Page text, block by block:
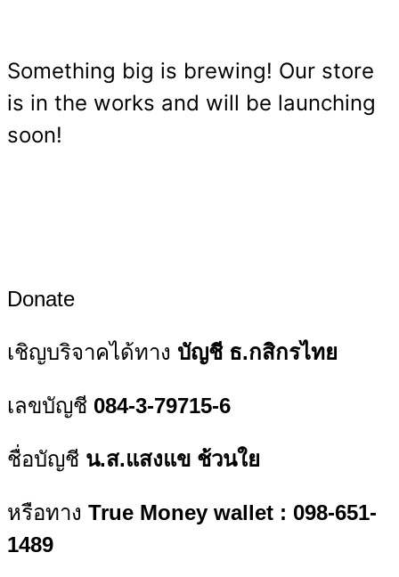
Something big is brewing! Our store
is in the works and will be launching
soon!
Donate
เชิญบริจาคได้ทาง บัญชี ธ.กสิกรไทย
เลขบัญชี 084-3-79715-6
ชื่อบัญชี น.ส.แสงแข ช้วนใย
หรือทาง True Money wallet : 098-651-
1489